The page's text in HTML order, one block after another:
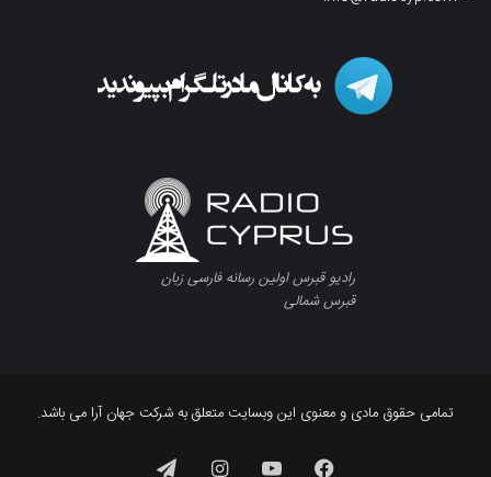
رادیو قبرس اولین رسانه فارسی زبان
قبرس شمالی
تمامی حقوق مادی و معنوی این وبسایت متعلق به شرکت جهان آرا می باشد.
فیسبوکیوتیوباینستاگرامتلگرام